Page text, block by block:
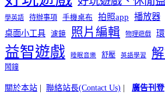
學英語 待辦事項 手機桌布 拍照app 播放器
桌面小工具 濾鏡 照片編輯 物理遊戲
益智遊戲 睡眠音樂 舒壓 英語學習
鬧鐘
關於本站 | 聯絡站長(Contact Us) | 廣告刊登